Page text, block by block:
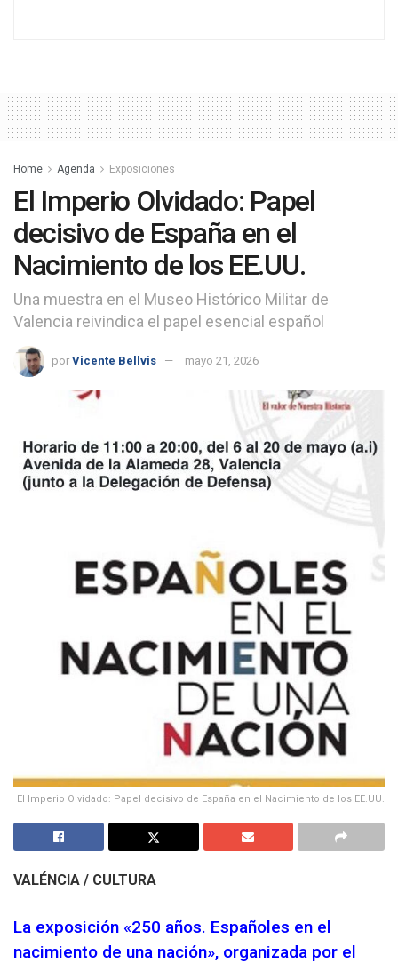
Home Agenda Exposiciones
El Imperio Olvidado: Papel
decisivo de España en el
Nacimiento de los EE.UU.
Una muestra en el Museo Histórico Militar de
Valencia reivindica el papel esencial español
por Vicente Bellvis mayo 21, 2026
El Imperio Olvidado: Papel decisivo de España en el Nacimiento de los EE.UU.
VALÉNCIA / CULTURA
La exposición «250 años. Españoles en el
nacimiento de una nación», organizada por el